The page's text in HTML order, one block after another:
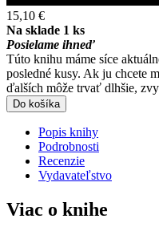
15,10 €
Na sklade 1 ks
Posielame ihneď
Túto knihu máme síce
posledné kusy. Ak ju chcete
ďalších môže trvať dlhšie,
Do košíka
Popis knihy
Podrobnosti
Recenzie
Vydavateľstvo
Viac o knihe